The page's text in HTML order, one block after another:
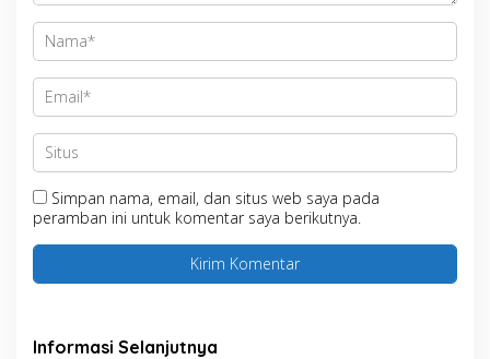
Simpan nama, email, dan situs web saya pada
peramban ini untuk komentar saya berikutnya.
Informasi Selanjutnya